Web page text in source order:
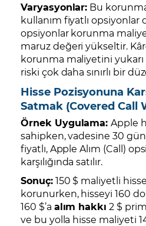
Varyasyonlar: Bu
kullanım fiyatlı opsiyonlar
opsiyonlar korunma
maruz değeri yükseltir.
korunma maliyetini
riski çok daha sınırlı bir
Hisse Pozisyonuna
Satmak (Covered Call
Örnek Uygulama:Apple
sahipken, vadesine 30 gün
fiyatlı, Apple Alım (Call)
karşılığında satılır.
Sonuç:150 $ maliyetli
korunurken, hisseyi 160
160 $’a alım hakkı 2 $ prim
ve bu yolla hisse maliyeti